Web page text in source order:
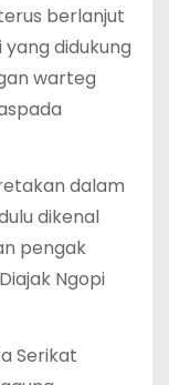
berlanjut
didukung
warteg
dalam
dikenal
pengak
Ngopi
Serikat